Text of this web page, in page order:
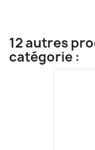
12 autres
catégorie :